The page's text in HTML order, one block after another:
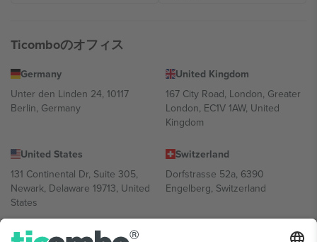
Ticomboのオフィス
Germany
Unter den Linden 24, 10117
Berlin, Germany
United Kingdom
167 City Road, London, Greater
London, EC1V 1AW, United
Kingdom
United States
131 Continental Dr, Suite 305,
Newark, Delaware 19713, United
States
Switzerland
Dorfstrasse 52a, 6390
Engelberg, Switzerland
Bulgaria